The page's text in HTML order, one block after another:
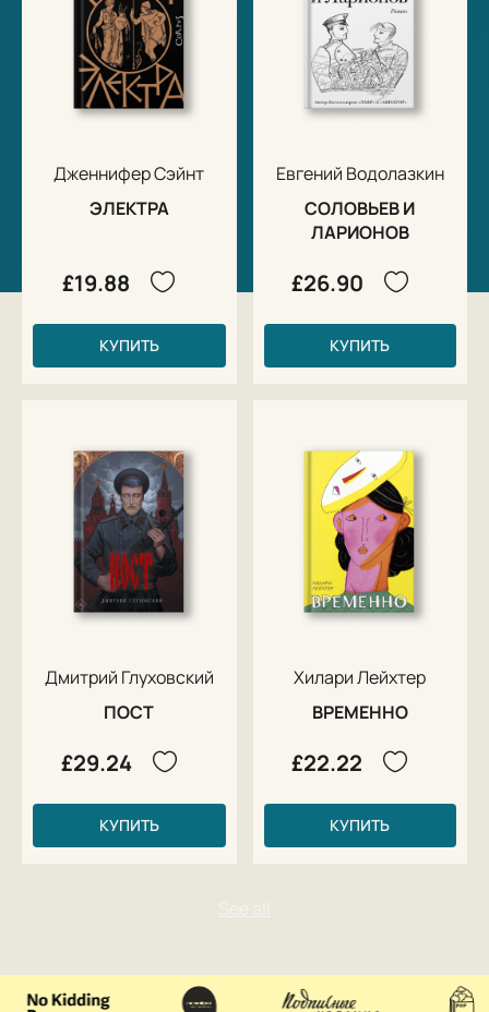
Дженнифер Сэйнт
ЭЛЕКТРА
£19.88
КУПИТЬ
Евгений Водолазкин
СОЛОВЬЕВ И
ЛАРИОНОВ
£26.90
КУПИТЬ
Дмитрий Глуховский
ПОСТ
£29.24
КУПИТЬ
Хилари Лейхтер
ВРЕМЕННО
£22.22
КУПИТЬ